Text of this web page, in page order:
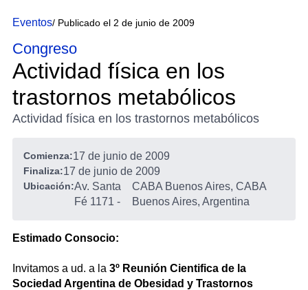
Eventos/ Publicado el 2 de junio de 2009
Congreso
Actividad física en los
trastornos metabólicos
Actividad física en los trastornos metabólicos
Comienza:17 de junio de 2009
Finaliza:17 de junio de 2009
Ubicación:Av. Santa
Fé 1171 -
CABA Buenos Aires, CABA
Buenos Aires, Argentina
Estimado Consocio:
Invitamos a ud. a la 3º Reunión Cientifica de la
Sociedad Argentina de Obesidad y Trastornos